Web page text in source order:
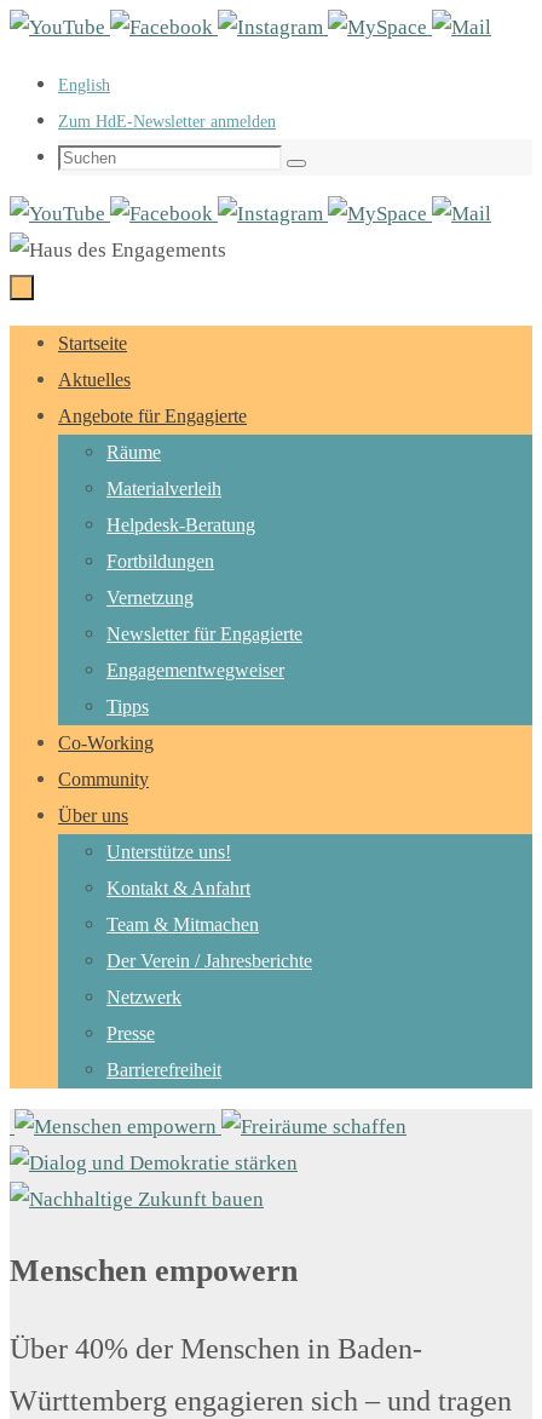
Zum
springen
English
Zum HdE-Newsletter anmelden
Suchen
Suchen
Zum
Inhalt
springen
Startseite
Aktuelles
Angebote für Engagierte
Räume
Materialverleih
Helpdesk-Beratung
Fortbildungen
Vernetzung
Newsletter für Engagierte
Engagementwegweiser
Tipps
Co-Working
Community
Über uns
Unterstütze uns!
Kontakt & Anfahrt
Team & Mitmachen
Der Verein / Jahresberichte
Netzwerk
Presse
Barrierefreiheit
Menschen empowern
Über 40% der Menschen in Baden-
Württemberg engagieren sich – und tragen